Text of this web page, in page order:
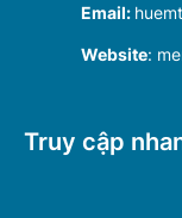
Email:
Website:
Truy cập